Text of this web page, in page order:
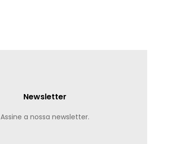
Newsletter
Assine a nossa newsletter.